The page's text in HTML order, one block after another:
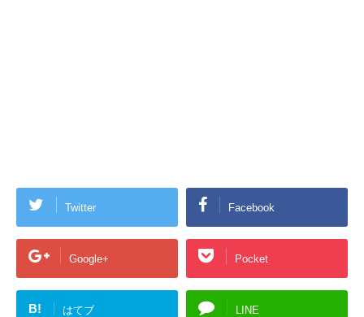
Twitter Facebook
Google+ Pocket
B! はてブ LINE